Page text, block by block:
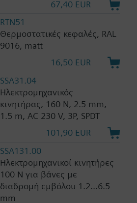
67,40 EUR
RTN51
Θερμοστατικές κεφαλές, RAL
9016, matt
16,50 EUR
SSA31.04
Ηλεκτρομηχανικός
κινητήρας, 160 N, 2.5 mm,
1.5 m, AC 230 V, 3P, SPDT
101,90 EUR
SSA131.00
Ηλεκτρομηχανικοί κινητήρες
100 N για βάνες με
διαδρομή εμβόλου 1.2...6.5
mm